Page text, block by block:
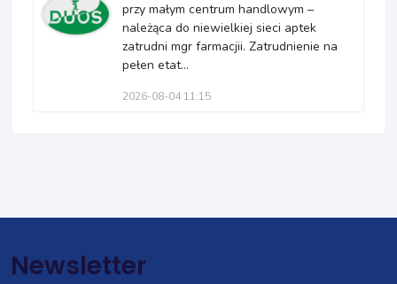
przy małym centrum handlowym –
należąca do niewielkiej sieci aptek
zatrudni mgr farmacjii. Zatrudnienie na
pełen etat...
2026-08-04 11:15
Newsletter